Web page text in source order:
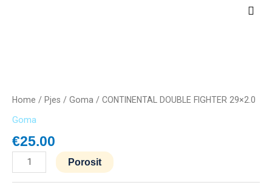
Main
Home / Pjes / Goma / CONTINENTAL DOUBLE FIGHTER 29×2.0
Goma
€25.00
FIGHTER
quantity
Porosit